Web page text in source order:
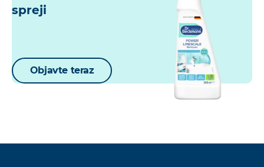
spreji
Objavte teraz